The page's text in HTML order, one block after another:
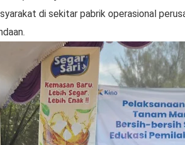
di sekitar pabrik operasional